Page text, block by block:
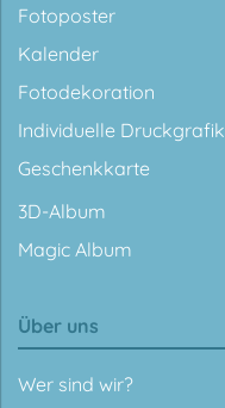
Fotoposter
Kalender
Fotodekoration
Individuelle Druckgrafik
Geschenkkarte
3D-Album
Magic Album
Über uns
Wer sind wir?